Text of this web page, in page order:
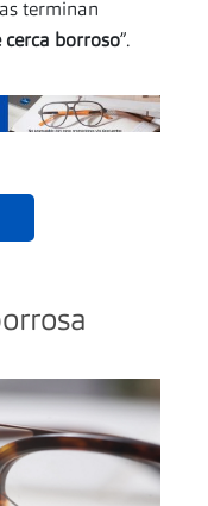
terminan
cerca borroso”.